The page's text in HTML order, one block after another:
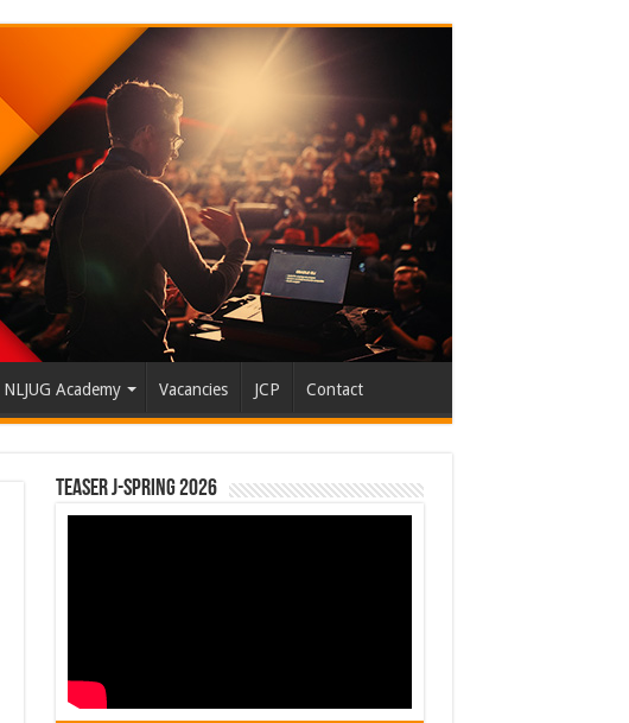
NLJUG Academy Vacancies JCP Contact
Teaser J-Spring 2026